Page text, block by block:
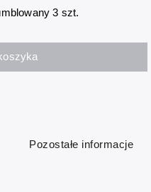
3 szt.
Pozostałe informacje